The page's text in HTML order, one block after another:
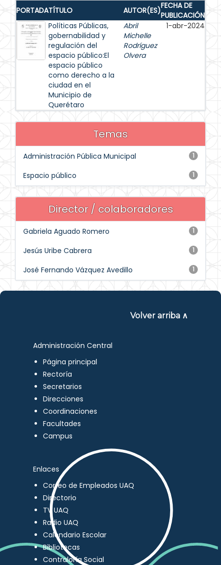
PORTADATÍTULO AUTOR(ES)FECHA DE
PUBLICACIÓN
Políticas Públicas,
gobernabilidad y
regulación del
espacio público:El
espacio público
como derecho a la
ciudad en el
Municipio de
Querétaro
Abril
Michelle
Rodríguez
Olvera
1-abr-2024
Temas
1
Administración Pública Municipal
1
Espacio público
Director / colaboradores
1
Gabriela Aguado Romero
1
Jesús Uribe Cabrera
1
José Fernando Vázquez Avedillo
Volver arriba ∧
Administración Central
Página principal
Rectoría
Secretarios
Direcciones
Coordinaciones
Facultades
Campus
Enlaces
Correo de Empleados UAQ
Directorio
TV UAQ
Radio UAQ
Calendario Escolar
Bibliotecas
Contraloría Social